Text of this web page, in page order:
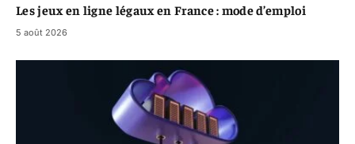
Les jeux en ligne légaux en France : mode d’emploi
5 août 2026